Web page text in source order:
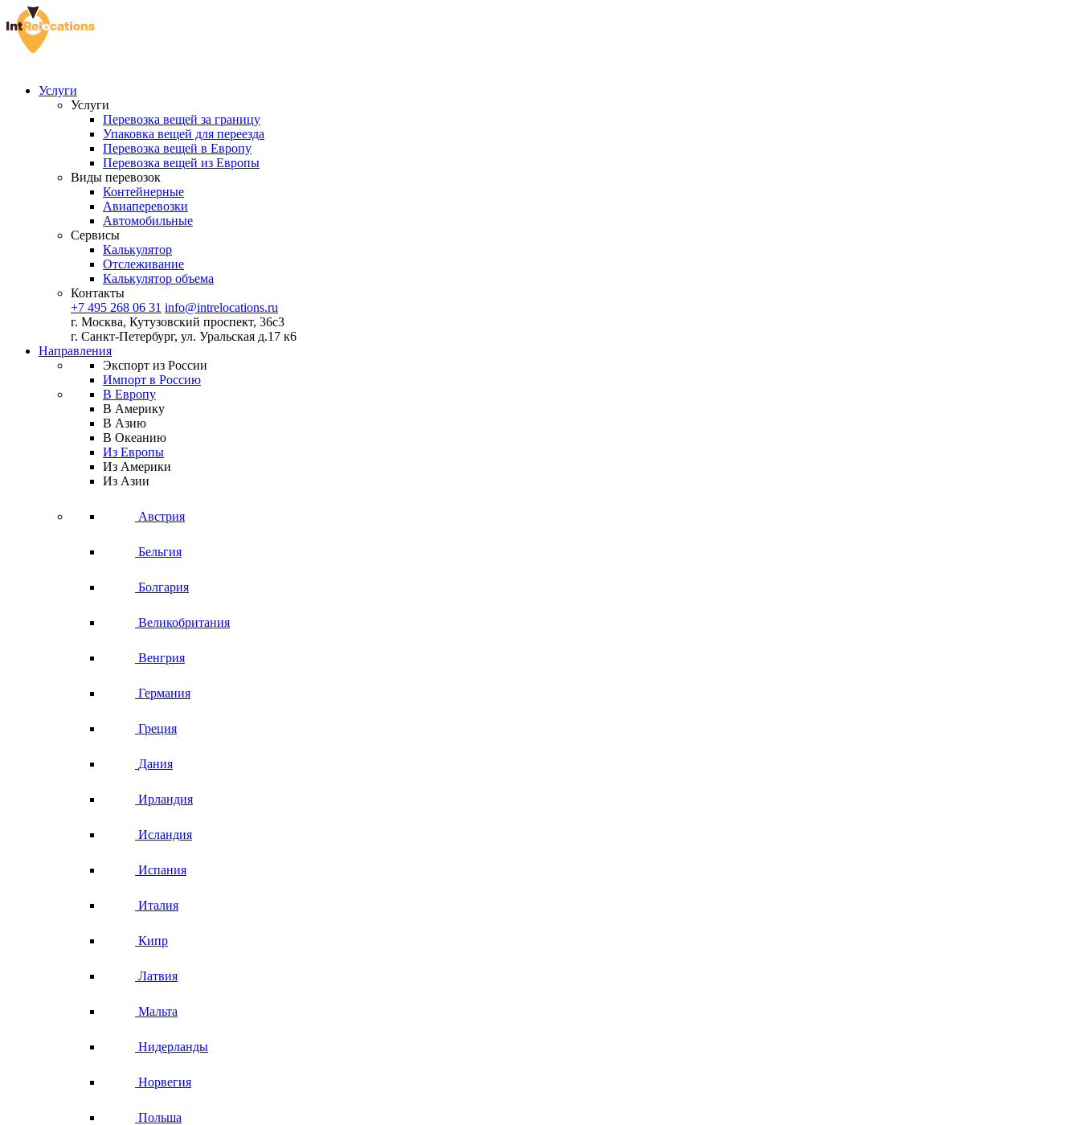
Услуги
Услуги
Перевозка вещей за границу
Упаковка вещей для переезда
Перевозка вещей в Европу
Перевозка вещей из Европы
Виды перевозок
Контейнерные
Авиаперевозки
Автомобильные
Сервисы
Калькулятор
Отслеживание
Калькулятор объема
Контакты
+7 495 268 06 31 info@intrelocations.ru
г. Москва, Кутузовский проспект, 36с3
г. Санкт-Петербург, ул. Уральская д.17 к6
Направления
Экспорт из России
Импорт в Россию
В Европу
В Америку
В Азию
В Океанию
Из Европы
Из Америки
Из Азии
Австрия
Бельгия
Болгария
Великобритания
Венгрия
Германия
Греция
Дания
Ирландия
Исландия
Испания
Италия
Кипр
Латвия
Мальта
Нидерланды
Норвегия
Польша